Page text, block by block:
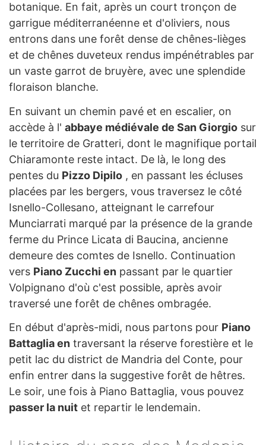
botanique. En fait, après un court tronçon de
garrigue méditerranéenne et d'oliviers, nous
entrons dans une forêt dense de chênes-lièges
et de chênes duveteux rendus impénétrables par
un vaste garrot de bruyère, avec une splendide
floraison blanche.
En suivant un chemin pavé et en escalier, on
accède à l' abbaye médiévale de San Giorgio sur
le territoire de Gratteri, dont le magnifique portail
Chiaramonte reste intact. De là, le long des
pentes du Pizzo Dipilo , en passant les écluses
placées par les bergers, vous traversez le côté
Isnello-Collesano, atteignant le carrefour
Munciarrati marqué par la présence de la grande
ferme du Prince Licata di Baucina, ancienne
demeure des comtes de Isnello. Continuation
vers Piano Zucchi en passant par le quartier
Volpignano d'où c'est possible, après avoir
traversé une forêt de chênes ombragée.
En début d'après-midi, nous partons pour Piano
Battaglia en traversant la réserve forestière et le
petit lac du district de Mandria del Conte, pour
enfin entrer dans la suggestive forêt de hêtres.
Le soir, une fois à Piano Battaglia, vous pouvez
passer la nuit et repartir le lendemain.